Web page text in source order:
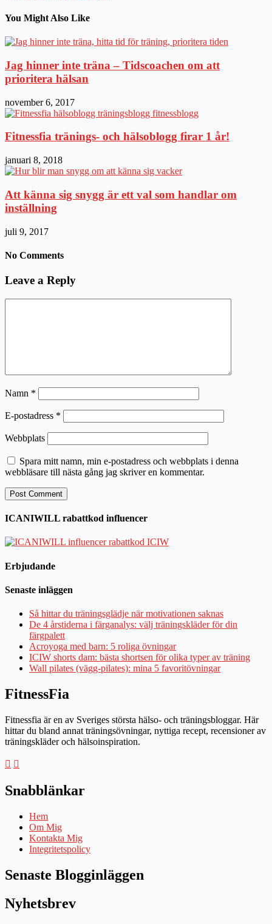
You Might Also Like
Jag hinner inte träna – Tidscoachen om att
prioritera hälsan
november 6, 2017
Fitnessfia tränings- och hälsoblogg firar 1 år!
januari 8, 2018
Att känna sig snygg är ett val som handlar om
inställning
juli 9, 2017
No Comments
Leave a Reply
Namn *
E-postadress *
Webbplats
Spara mitt namn, min e-postadress och webbplats i denna
webbläsare till nästa gång jag skriver en kommentar.
ICANIWILL rabattkod influencer
Erbjudande
Senaste inläggen
Så hittar du träningsglädje när motivationen saknas
De 4 årstiderna i färganalys: välj träningskläder för din
färgpalett
Acroyoga med barn: 5 roliga övningar
ICIW shorts dam: bästa shortsen för olika typer av träning
Wall pilates (vägg-pilates): mina 5 favoritövningar
FitnessFia
Fitnessfia är en av Sveriges största hälso- och träningsbloggar. Här
hittar du bland annat träningsövningar, nyttiga recept, recensioner av
träningskläder och hälsoinspiration.
Snabblänkar
Hem
Om Mig
Kontakta Mig
Integritetspolicy
Senaste Blogginläggen
Nyhetsbrev